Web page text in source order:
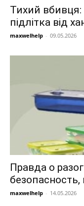
Тихий вбивця:
підлітка від
maxwelhelp - 09.05.2026
Правда о
maxwelhelp - 14.05.2026